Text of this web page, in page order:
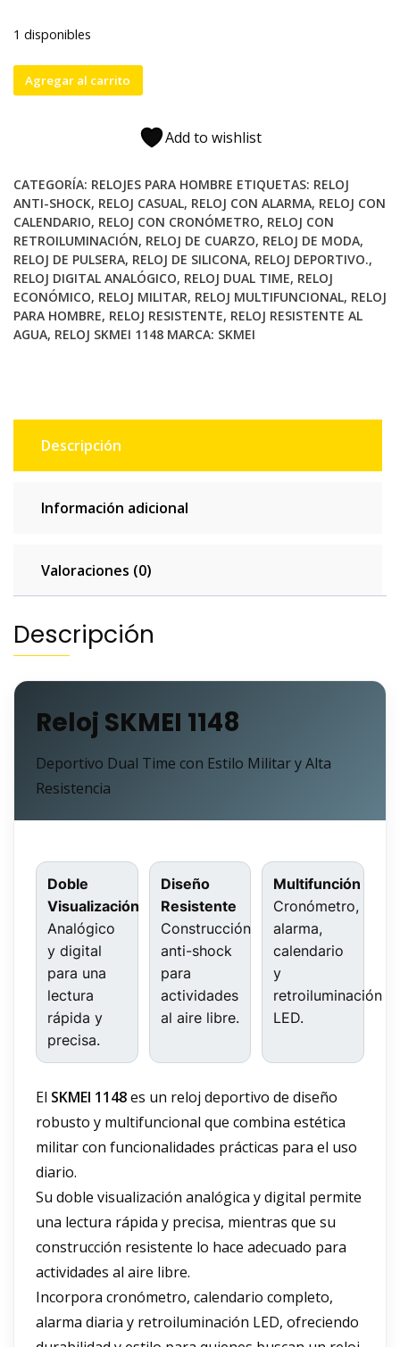
1 disponibles
Reloj
SKMEI
Descripción
y
Características
cantidad
Agregar al carrito
Add to wishlist
CATEGORÍA: RELOJES PARA HOMBRE ETIQUETAS: RELOJ
ANTI-SHOCK, RELOJ CASUAL, RELOJ CON ALARMA, RELOJ CON
CALENDARIO, RELOJ CON CRONÓMETRO, RELOJ CON
RETROILUMINACIÓN, RELOJ DE CUARZO, RELOJ DE MODA,
RELOJ DE PULSERA, RELOJ DE SILICONA, RELOJ DEPORTIVO.,
RELOJ DIGITAL ANALÓGICO, RELOJ DUAL TIME, RELOJ
ECONÓMICO, RELOJ MILITAR, RELOJ MULTIFUNCIONAL, RELOJ
PARA HOMBRE, RELOJ RESISTENTE, RELOJ RESISTENTE AL
AGUA, RELOJ SKMEI 1148 MARCA: SKMEI
Descripción
Información adicional
Valoraciones (0)
Descripción
Reloj SKMEI 1148
Deportivo Dual Time con Estilo Militar y Alta
Resistencia
Doble
Visualización
Analógico
y digital
para una
lectura
rápida y
precisa.
Diseño
Resistente
Construcción
anti-shock
para
actividades
al aire libre.
Multifunción
Cronómetro,
alarma,
calendario
y
retroiluminación
LED.
El SKMEI 1148es un reloj deportivo de diseño
robusto y multifuncional que combina estética
militar con funcionalidades prácticas para el uso
diario.
Su doble visualización analógica y digital permite
una lectura rápida y precisa, mientras que su
construcción resistente lo hace adecuado para
actividades al aire libre.
Incorpora cronómetro, calendario completo,
alarma diaria y retroiluminación LED, ofreciendo